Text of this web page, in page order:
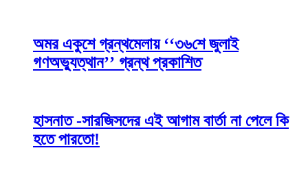
অমর একুশে গ্রন্থমেলায় ‘‘৩৬শে জুলাই
গণঅভ্যুত্থান’’ গ্রন্থ প্রকাশিত
হাসনাত -সারজিসদের এই আগাম বার্তা না পেলে কি
হতে পারতো!